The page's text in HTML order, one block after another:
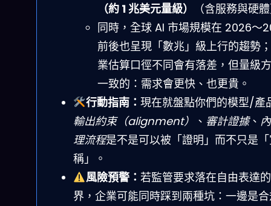
（約 1 兆美元量級）
（含服務與硬
同時，全球 AI 市場規模在 2026～
前後也呈現「數兆」級上行的趨勢
業估算口徑不同會有落差，但量級
一致的：需求會更快、也更貴。
行動指南： 現在就盤點你們的模型/產
輸出約束（alignment）
、 審計證據、
理流程是不是可以被「證明」而不只是
稱」。
風險預警： 若監管要求落在自由表達
界，企業可能同時踩到兩種坑：一邊是